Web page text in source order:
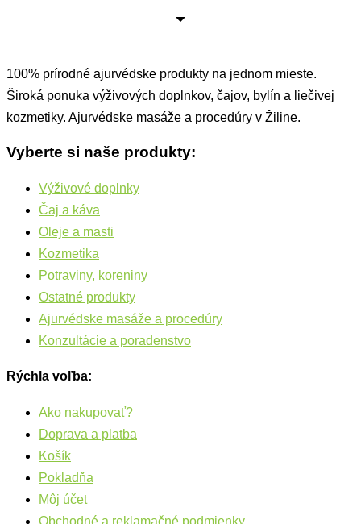
100% prírodné ajurvédske produkty na jednom mieste.
Široká ponuka výživových doplnkov, čajov, bylín a liečivej
kozmetiky. Ajurvédske masáže a procedúry v Žiline.
Vyberte si naše produkty:
Výživové doplnky
Čaj a káva
Oleje a masti
Kozmetika
Potraviny, koreniny
Ostatné produkty
Ajurvédske masáže a procedúry
Konzultácie a poradenstvo
Rýchla voľba:
Ako nakupovať?
Doprava a platba
Košík
Pokladňa
Môj účet
Obchodné a reklamačné podmienky